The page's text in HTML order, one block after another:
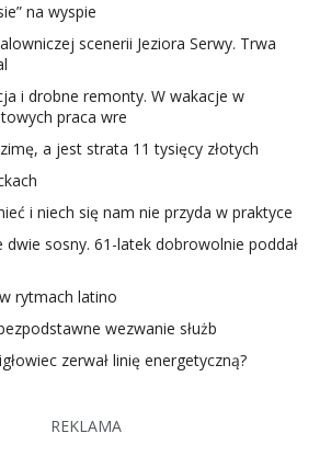
na wyspie
scenerii Jeziora Serwy. Trwa
i drobne remonty. W wakacje w
praca wre
a jest strata 11 tysięcy złotych
i niech się nam nie przyda w praktyce
dwie sosny. 61-latek dobrowolnie poddał
rytmach latino
wezwanie służb
zerwał linię energetyczną?
REKLAMA